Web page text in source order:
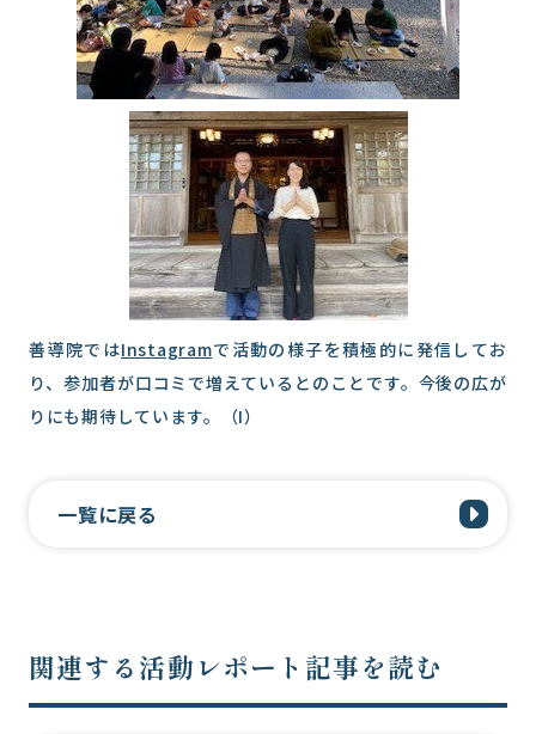
善導院ではInstagramで活動の様子を積極的に発信してお
り、参加者が口コミで増えているとのことです。今後の広が
りにも期待しています。（I）
一覧に戻る
関連する活動レポート記事を読む